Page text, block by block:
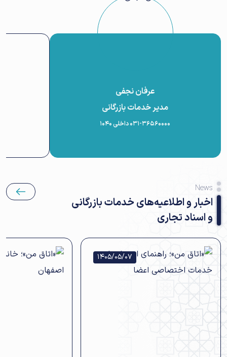
عرفان نجفی
مدیر خدمات بازرگانی
۰۳۱-۳۶۵۶۰۰۰۰ داخلی 1040
News
اخبار و اطلاعیه‌های خدمات بازرگانی
و اسناد تجاری
1405/05/07